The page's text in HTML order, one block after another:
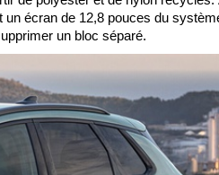
un écran de 12,8 pouces du
un bloc séparé.